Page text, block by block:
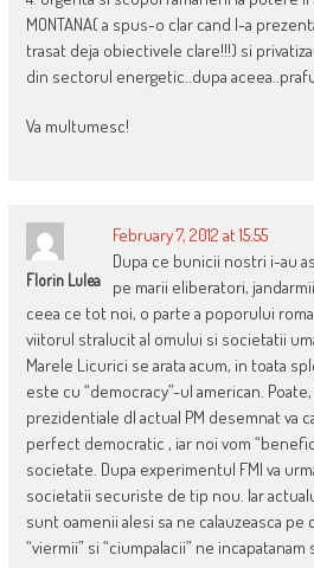
MONTANA( a spus-o clar cand l-a
trasat deja obiectivele clare!!!) si
din sectorul energetic..dupa
Va multumesc!
Florin Lulea
February 7, 2012 at 15:55
Dupa ce bunicii nostri i-au
pe marii eliberatori,
ceea ce tot noi, o parte a poporului
viitorul stralucit al omului si societatii
Marele Licurici se arata acum, in toata
este cu “democracy”-ul american.
prezidentiale dl actual PM desemnat va
perfect democratic , iar noi vom
societate. Dupa experimentul FMI va
societatii securiste de tip nou. Iar
sunt oamenii alesi sa ne calauzeasca pe
“viermii” si “ciumpalacii” ne incapatanam